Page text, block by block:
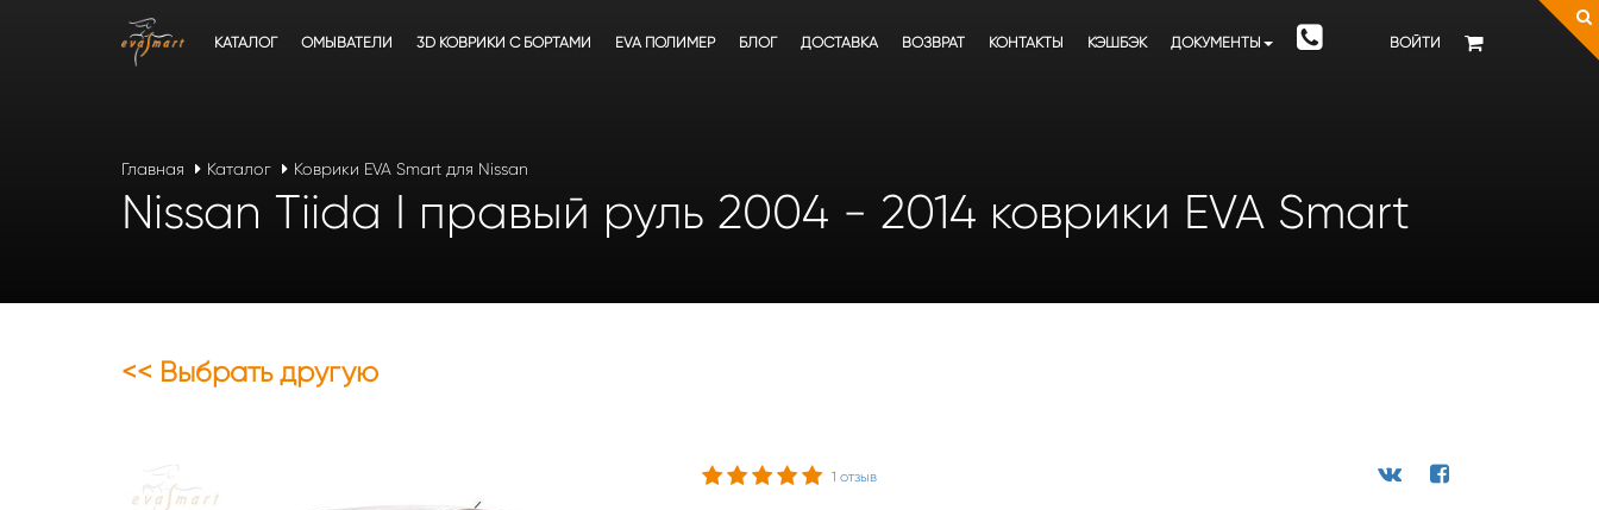
ВОЙТИ
КАТАЛОГ ОМЫВАТЕЛИ 3D КОВРИКИ C БОРТАМИ EVA ПОЛИМЕР БЛОГ ДОСТАВКА ВОЗВРАТ КОНТАКТЫ КЭШБЭК ДОКУМЕНТЫ
Главная Каталог Коврики EVA Smart для Nissan
Nissan Tiida I правый руль 2004 - 2014 коврики EVA Smart
<< Выбрать другую
1 отзыв